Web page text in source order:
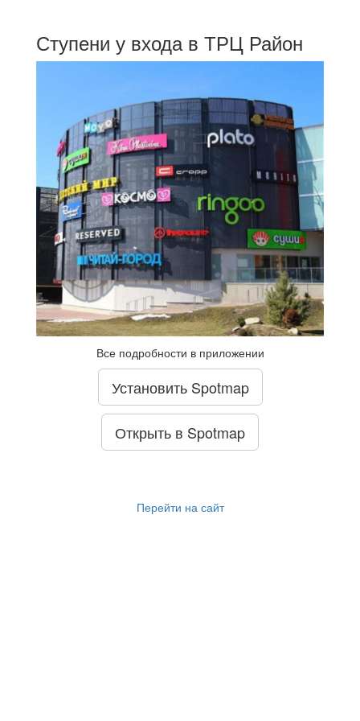
Ступени у входа в ТРЦ Район
Все подробности в приложении
Установить Spotmap
Открыть в Spotmap
Перейти на сайт